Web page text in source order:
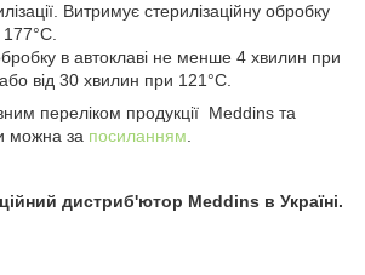
Витримує стерилізаційну обробку
в автоклаві не менше 4 хвилин при
від 30 хвилин при 121°С.
переліком продукції Meddins та
можна за посиланням.
дистриб'ютор Meddins в Україні.